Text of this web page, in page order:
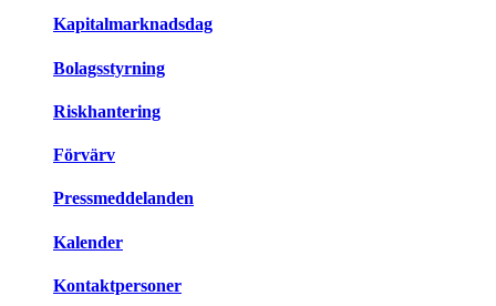
Kapitalmarknadsdag
Bolagsstyrning
Riskhantering
Förvärv
Pressmeddelanden
Kalender
Kontaktpersoner